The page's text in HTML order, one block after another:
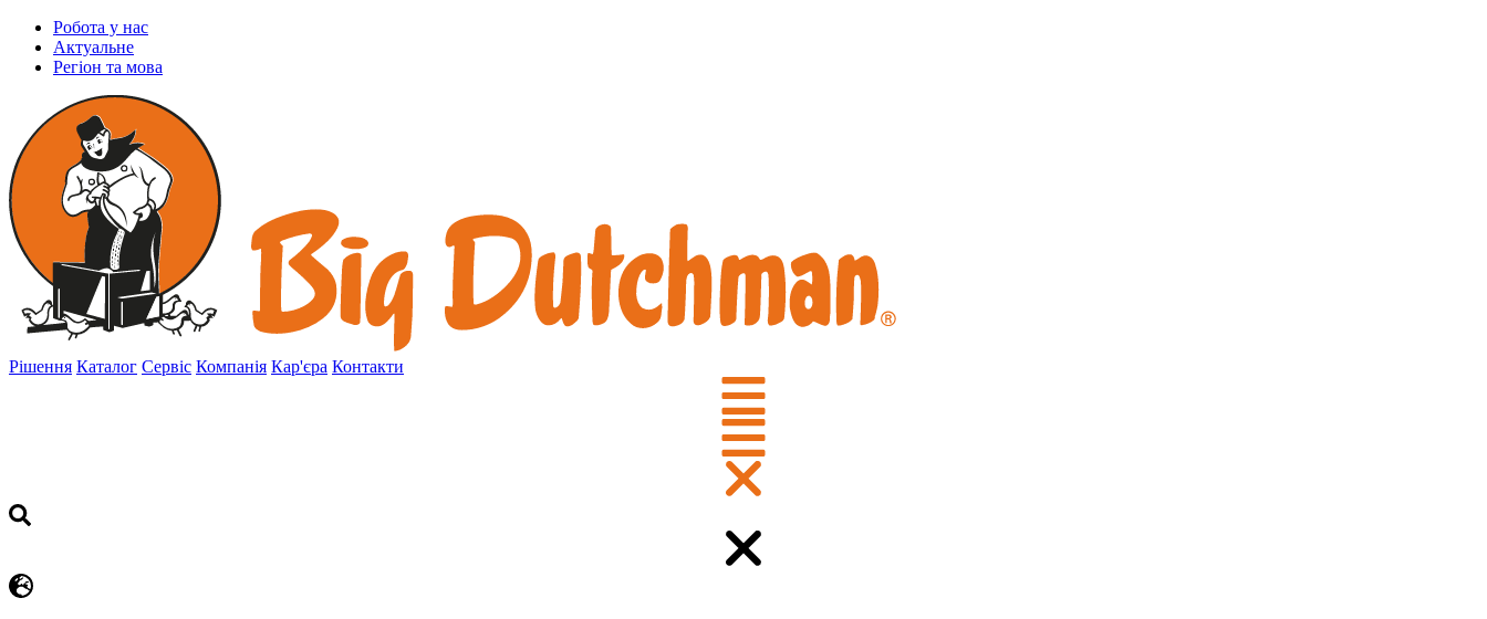
Робота у нас
Актуальне
Регіон та мова
Рішення Каталог Сервіс Компанія Кар'єра Контакти